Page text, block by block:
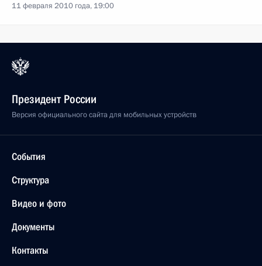
11 февраля 2010 года, 19:00
Президент России
Версия официального сайта для мобильных устройств
События
Структура
Видео и фото
Документы
Контакты